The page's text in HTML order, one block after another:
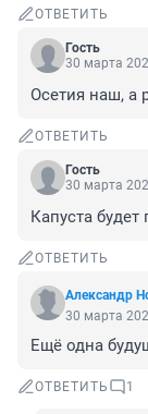
ОТВЕТИТЬ
Гость
30 марта
Осетия наш, а
ОТВЕТИТЬ
Гость
30 марта
Капуста
ОТВЕТИТЬ
Aлексaндр
30 марта
Ещё одна
ОТВЕТИТЬ 1